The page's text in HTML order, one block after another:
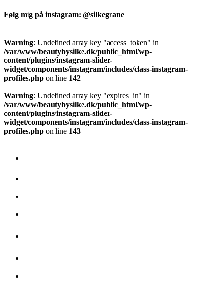
Følg mig på instagram: @silkegrane
Warning: Undefined array key "access_token" in
/var/www/beautybysilke.dk/public_html/wp-
content/plugins/instagram-slider-
widget/components/instagram/includes/class-instagram-
profiles.php on line 142
Warning: Undefined array key "expires_in" in
/var/www/beautybysilke.dk/public_html/wp-
content/plugins/instagram-slider-
widget/components/instagram/includes/class-instagram-
profiles.php on line 143